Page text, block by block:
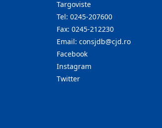
Targoviste
Tel: 0245-207600
Fax: 0245-212230
Email: consjdb@cjd.ro
Facebook
Instagram
Twitter